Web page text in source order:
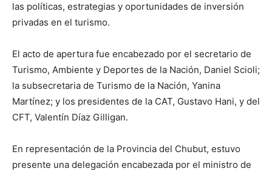
las políticas, estrategias y oportunidades de inversión
privadas en el turismo.
El acto de apertura fue encabezado por el secretario de
Turismo, Ambiente y Deportes de la Nación, Daniel Scioli;
la subsecretaria de Turismo de la Nación, Yanina
Martínez; y los presidentes de la CAT, Gustavo Hani, y del
CFT, Valentín Díaz Gilligan.
En representación de la Provincia del Chubut, estuvo
presente una delegación encabezada por el ministro de